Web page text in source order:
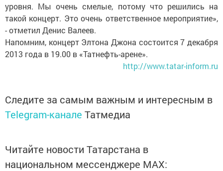
уровня. Мы очень смелые, потому что решились на
такой концерт. Это очень ответственное мероприятие»,
- отметил Денис Валеев.
Напомним, концерт Элтона Джона состоится 7 декабря
2013 года в 19.00 в «Татнефть-арене».
http://www.tatar-inform.ru
Следите за самым важным и интересным в
Telegram-канале Татмедиа
Читайте новости Татарстана в
национальном мессенджере MАХ: